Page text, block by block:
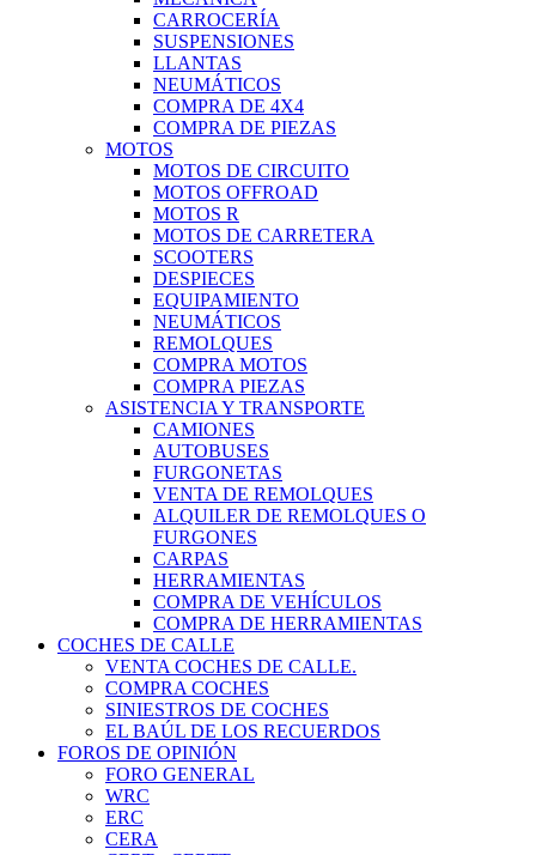
CARROCERÍA
SUSPENSIONES
LLANTAS
NEUMÁTICOS
COMPRA DE 4X4
COMPRA DE PIEZAS
MOTOS
MOTOS DE CIRCUITO
MOTOS OFFROAD
MOTOS R
MOTOS DE CARRETERA
SCOOTERS
DESPIECES
EQUIPAMIENTO
NEUMÁTICOS
REMOLQUES
COMPRA MOTOS
COMPRA PIEZAS
ASISTENCIA Y TRANSPORTE
CAMIONES
AUTOBUSES
FURGONETAS
VENTA DE REMOLQUES
ALQUILER DE REMOLQUES O
FURGONES
CARPAS
HERRAMIENTAS
COMPRA DE VEHÍCULOS
COMPRA DE HERRAMIENTAS
COCHES DE CALLE
VENTA COCHES DE CALLE.
COMPRA COCHES
SINIESTROS DE COCHES
EL BAÚL DE LOS RECUERDOS
FOROS DE OPINIÓN
FORO GENERAL
WRC
ERC
CERA